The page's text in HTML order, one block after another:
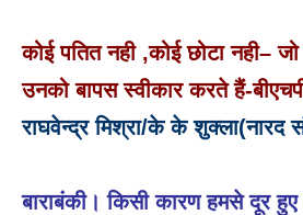
लेकर सपा का बड़ा हमला,
दिए तुरंत कार्रवाई के आदेश!
दुरुपयोग का आरोप, कार्रवाई
कोई पतित नही ,कोई छोटा नही–
उनको बापस स्वीकार करते हैं-
राघवेन्द्र मिश्रा/के के शुक्ला(नारद
बाराबंकी। किसी कारण हमसे दूर